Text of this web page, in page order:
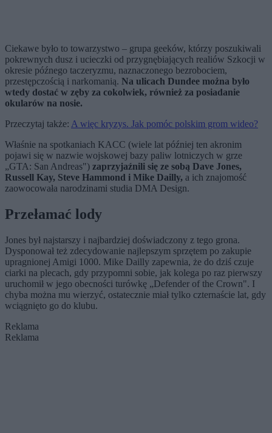
Ciekawe było to towarzystwo – grupa geeków, którzy poszukiwali
pokrewnych dusz i ucieczki od przygnębiających realiów Szkocji w
okresie późnego taczeryzmu, naznaczonego bezrobociem,
przestępczością i narkomanią. Na ulicach Dundee można było
wtedy dostać w zęby za cokolwiek, również za posiadanie
okularów na nosie.
Przeczytaj także: A więc kryzys. Jak pomóc polskim grom wideo?
Właśnie na spotkaniach KACC (wiele lat później ten akronim
pojawi się w nazwie wojskowej bazy paliw lotniczych w grze
„GTA: San Andreas") zaprzyjaźnili się ze sobą Dave Jones,
Russell Kay, Steve Hammond i Mike Dailly, a ich znajomość
zaowocowała narodzinami studia DMA Design.
Przełamać lody
Jones był najstarszy i najbardziej doświadczony z tego grona.
Dysponował też zdecydowanie najlepszym sprzętem po zakupie
upragnionej Amigi 1000. Mike Dailly zapewnia, że do dziś czuje
ciarki na plecach, gdy przypomni sobie, jak kolega po raz pierwszy
uruchomił w jego obecności turówkę „Defender of the Crown". I
chyba można mu wierzyć, ostatecznie miał tylko czternaście lat, gdy
wciągnięto go do klubu.
Reklama
Reklama